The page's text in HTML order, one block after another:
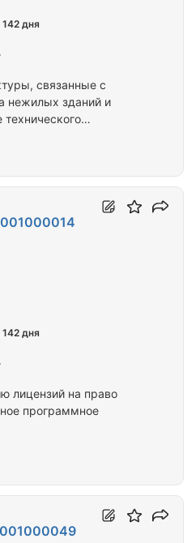
связанные с
нежилых зданий и
142 дня
лицензий на право
программное
142 дня